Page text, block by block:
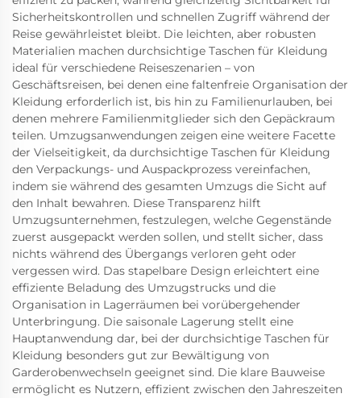
Sicherheitskontrollen und schnellen Zugriff während der
Reise gewährleistet bleibt. Die leichten, aber robusten
Materialien machen durchsichtige Taschen für Kleidung
ideal für verschiedene Reiseszenarien – von
Geschäftsreisen, bei denen eine faltenfreie Organisation der
Kleidung erforderlich ist, bis hin zu Familienurlauben, bei
denen mehrere Familienmitglieder sich den Gepäckraum
teilen. Umzugsanwendungen zeigen eine weitere Facette
der Vielseitigkeit, da durchsichtige Taschen für Kleidung
den Verpackungs- und Auspackprozess vereinfachen,
indem sie während des gesamten Umzugs die Sicht auf
den Inhalt bewahren. Diese Transparenz hilft
Umzugsunternehmen, festzulegen, welche Gegenstände
zuerst ausgepackt werden sollen, und stellt sicher, dass
nichts während des Übergangs verloren geht oder
vergessen wird. Das stapelbare Design erleichtert eine
effiziente Beladung des Umzugstrucks und die
Organisation in Lagerräumen bei vorübergehender
Unterbringung. Die saisonale Lagerung stellt eine
Hauptanwendung dar, bei der durchsichtige Taschen für
Kleidung besonders gut zur Bewältigung von
Garderobenwechseln geeignet sind. Die klare Bauweise
ermöglicht es Nutzern, effizient zwischen den Jahreszeiten